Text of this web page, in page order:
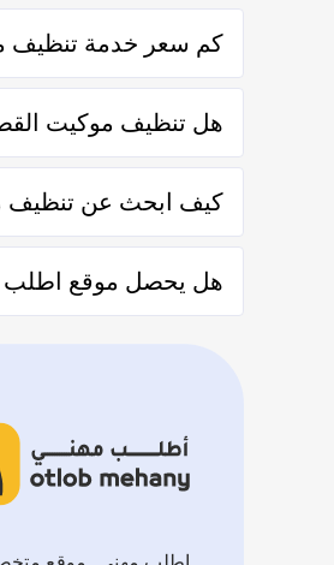
يتم الحصول على خدمات تنظيف
كم سعر خدمة تنظيف
تختلف اسعار خدمات تنظيف
هل تنظيف موكيت
نعم تنظيف موكيت القصيم في
كيف ابحث عن تنظيف
يُمكنك البحث عن تنظيف موكيت
والشركات من خلال العملاء
هل يحصل موقع اطلب